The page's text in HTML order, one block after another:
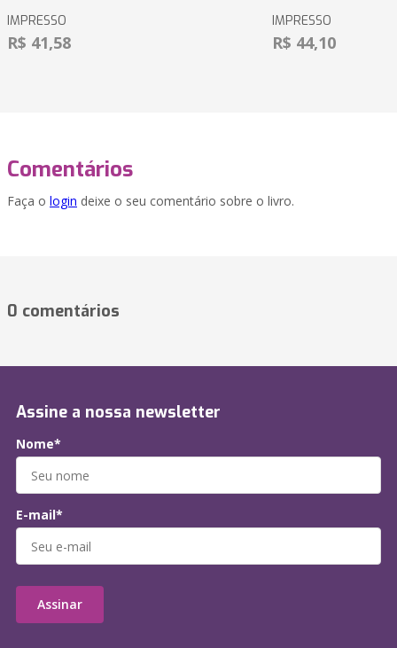
IMPRESSO
R$ 41,58
IMPRESSO
R$ 44,10
Comentários
Faça o login deixe o seu comentário sobre o livro.
0 comentários
Assine a nossa newsletter
Nome*
E-mail*
Assinar